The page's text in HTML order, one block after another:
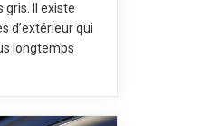
gris. Il existe
d’extérieur qui
longtemps